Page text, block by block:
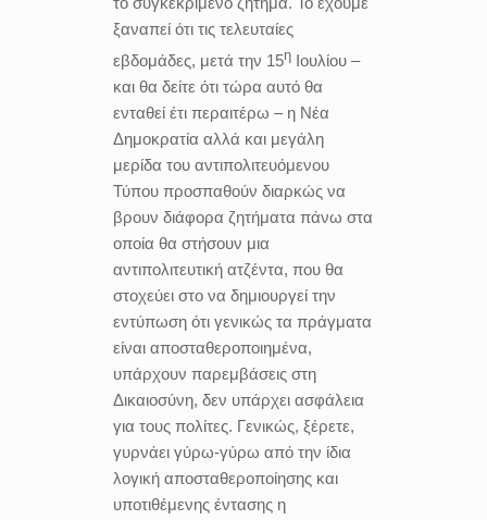
ξαναπεί ότι τις τελευταίες
εβδομάδες, μετά την 15η Ιουλίου –
και θα δείτε ότι τώρα αυτό θα
ενταθεί έτι περαιτέρω – η Νέα
Δημοκρατία αλλά και μεγάλη
μερίδα του αντιπολιτευόμενου
Τύπου προσπαθούν διαρκώς να
βρουν διάφορα ζητήματα πάνω στα
οποία θα στήσουν μια
αντιπολιτευτική ατζέντα, που θα
στοχεύει στο να δημιουργεί την
εντύπωση ότι γενικώς τα πράγματα
είναι αποσταθεροποιημένα,
υπάρχουν παρεμβάσεις στη
Δικαιοσύνη, δεν υπάρχει ασφάλεια
για τους πολίτες. Γενικώς, ξέρετε,
γυρνάει γύρω-γύρω από την ίδια
λογική αποσταθεροποίησης και
υποτιθέμενης έντασης η